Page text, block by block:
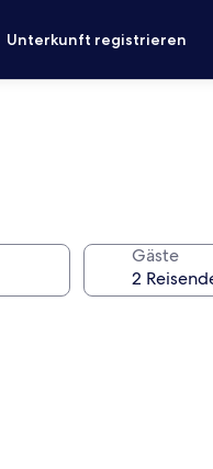
Unterkunft registrieren
Gäste